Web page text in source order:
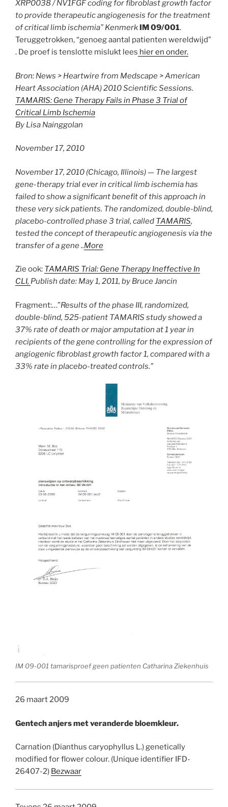
XRP0038 / NV1FGF coding for fibroblast growth factor
to provide therapeutic angiogenesis for the treatment
of critical limb ischemia” Kenmerk IM 09/001.
Teruggetrokken, “genoeg aantal patienten wereldwijd”
. De proef is tenslotte mislukt lees hier en onder.
Bron: News > Heartwire from Medscape > American
Heart Association (AHA) 2010 Scientific Sessions.
TAMARIS: Gene Therapy Fails in Phase 3 Trial of
Critical Limb Ischemia
By Lisa Nainggolan
November 17, 2010
November 17, 2010 (Chicago, Illinois) — The largest
gene-therapy trial ever in critical limb ischemia has
failed to show a significant benefit of this approach in
these very sick patients. The randomized, double-blind,
placebo-controlled phase 3 trial, called TAMARIS,
tested the concept of therapeutic angiogenesis via the
transfer of a gene..More
Zie ook: TAMARIS Trial: Gene Therapy Ineffective In
CLI, Publish date: May 1, 2011, by Bruce Jancin
Fragment:…”Results of the phase III, randomized,
double-blind, 525-patient TAMARIS study showed a
37% rate of death or major amputation at 1 year in
recipients of the gene controlling for the expression of
angiogenic fibroblast growth factor 1, compared with a
33% rate in placebo-treated controls.”
IM 09-001 tamarisproef geen patienten Catharina Ziekenhuis
26 maart 2009
Gentech anjers met veranderde bloemkleur.
Carnation (Dianthus caryophyllus L.) genetically
modified for flower colour. (Unique identifier IFD-
26407-2) Bezwaar